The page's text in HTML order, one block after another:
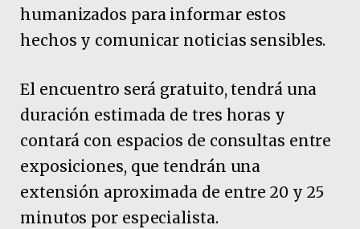
humanizados para informar estos
hechos y comunicar noticias sensibles.
El encuentro será gratuito, tendrá una
duración estimada de tres horas y
contará con espacios de consultas entre
exposiciones, que tendrán una
extensión aproximada de entre 20 y 25
minutos por especialista.